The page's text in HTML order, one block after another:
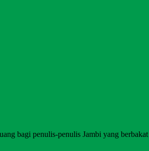
bagi penulis-penulis Jambi yang